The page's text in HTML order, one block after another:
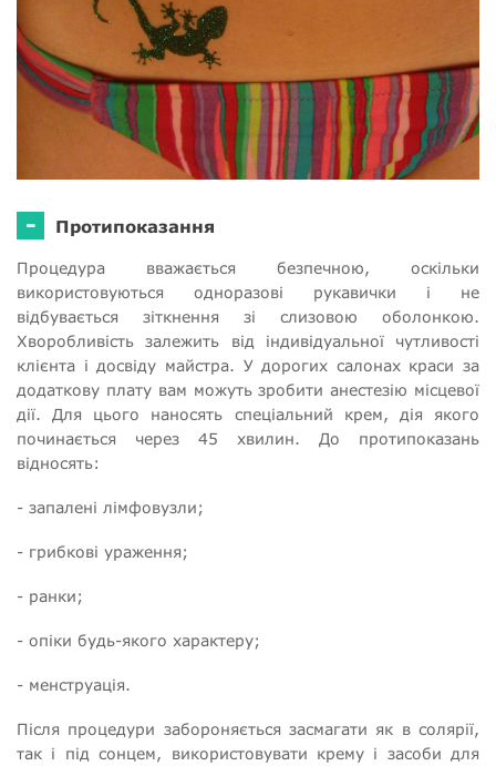
- Протипоказання
Процедура вважається безпечною, оскільки
використовуються одноразові рукавички і не
відбувається зіткнення зі слизовою оболонкою.
Хворобливість залежить від індивідуальної чутливості
клієнта і досвіду майстра. У дорогих салонах краси за
додаткову плату вам можуть зробити анестезію місцевої
дії. Для цього наносять спеціальний крем, дія якого
починається через 45 хвилин. До протипоказань
відносять:
- запалені лімфовузли;
- грибкові ураження;
- ранки;
- опіки будь-якого характеру;
- менструація.
Після процедури забороняється засмагати як в солярії,
так і під сонцем, використовувати крему і засоби для